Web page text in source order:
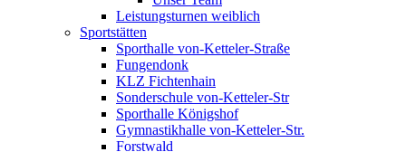
Leistungsturnen weiblich
Sportstätten
Sporthalle von-Ketteler-Straße
Fungendonk
KLZ Fichtenhain
Sonderschule von-Ketteler-Str
Sporthalle Königshof
Gymnastikhalle von-Ketteler-Str.
Forstwald